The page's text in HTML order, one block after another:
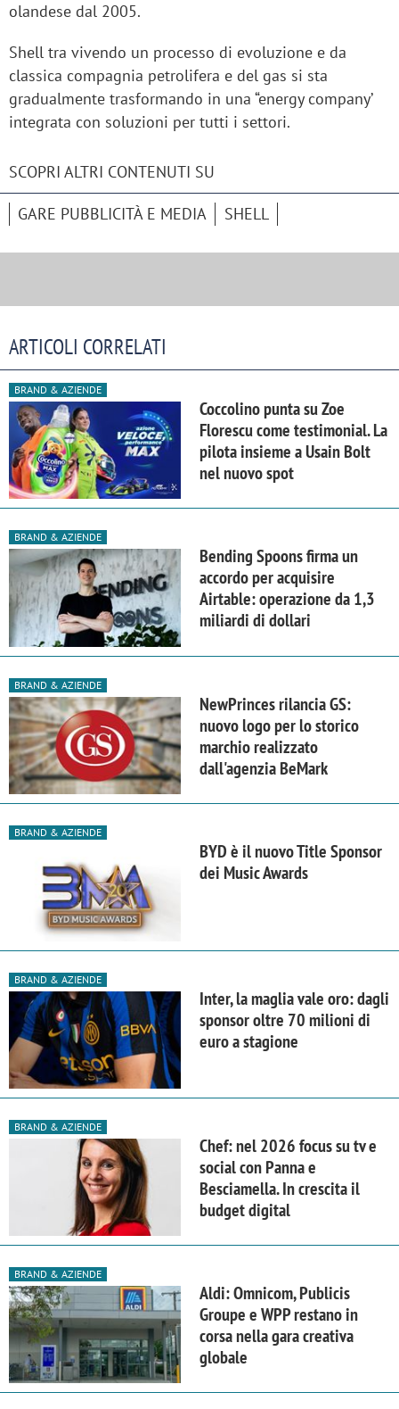
olandese dal 2005.
Shell tra vivendo un processo di evoluzione e da
classica compagnia petrolifera e del gas si sta
gradualmente trasformando in una “energy company’
integrata con soluzioni per tutti i settori.
SCOPRI ALTRI CONTENUTI SU
GARE PUBBLICITÀ E MEDIA SHELL
ARTICOLI CORRELATI
BRAND & AZIENDE
Coccolino punta su Zoe
Florescu come testimonial. La
pilota insieme a Usain Bolt
nel nuovo spot
BRAND & AZIENDE
Bending Spoons firma un
accordo per acquisire
Airtable: operazione da 1,3
miliardi di dollari
BRAND & AZIENDE
NewPrinces rilancia GS:
nuovo logo per lo storico
marchio realizzato
dall'agenzia BeMark
BRAND & AZIENDE
BYD è il nuovo Title Sponsor
dei Music Awards
BRAND & AZIENDE
Inter, la maglia vale oro: dagli
sponsor oltre 70 milioni di
euro a stagione
BRAND & AZIENDE
Chef: nel 2026 focus su tv e
social con Panna e
Besciamella. In crescita il
budget digital
BRAND & AZIENDE
Aldi: Omnicom, Publicis
Groupe e WPP restano in
corsa nella gara creativa
globale